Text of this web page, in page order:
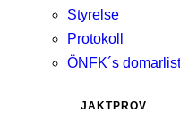
Styrelse
Protokoll
ÖNFK´s
JAKTPROV